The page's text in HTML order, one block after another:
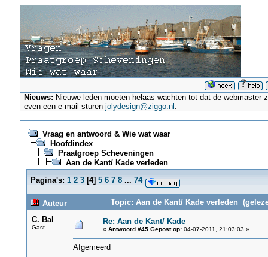
Nieuws: Nieuwe leden moeten helaas wachten tot dat de
even een e-mail sturenjolydesign@ziggo.nl .
Vraag en antwoord & Wie wat waar
Hoofdindex
Praatgroep Scheveningen
Aan de Kant/ Kade verleden
Pagina's: 1 2 3[4] 5 6 7 8 ... 74
Auteur
Topic: Aan de Kant/ Kade verleden
C. Bal
Gast
Re: Aan de Kant/ Kade
« Antwoord #45 Gepost op:04-07-2011, 21:03:03 »
Afgemeerd